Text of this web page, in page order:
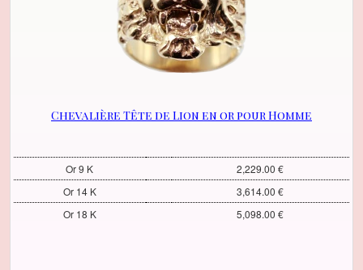
Chevalière Tête de Lion en or pour Homme
Or 9 K
2,229.00 €
Or 14 K
3,614.00 €
Or 18 K
5,098.00 €